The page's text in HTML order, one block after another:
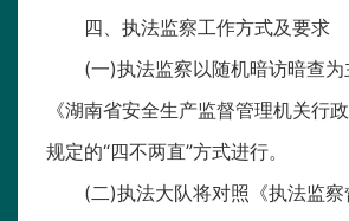
四、执法监察工作方式及要求
(一)执法监察以随机暗访暗查为
《湖南省安全生产监督管理机关行
规定的“四不两直”方式进行。
(二)执法大队将对照《执法监